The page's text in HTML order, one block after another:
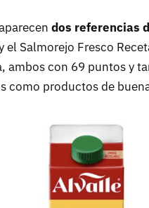
dos referencias
el Salmorejo Fresco
ambos con 69 puntos y
como productos de